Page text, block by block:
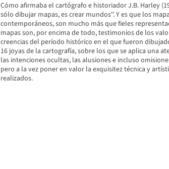
Cómo afirmaba el cartógrafo e historiador J.B. Harley
sólo dibujar mapas, es crear mundos''. Y es que los
contemporáneos, son mucho más que fieles
mapas son, por encima de todo, testimonios de los
creencias del período histórico en el que fueron
16 joyas de la cartografía, sobre los que se aplica una
las intenciones ocultas, las alusiones e incluso
pero a la vez poner en valor la exquisitez técnica y
realizados.